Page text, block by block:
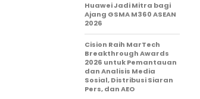
Huawei Jadi Mitra bagi
Ajang GSMA M360 ASEAN
2026
Cision Raih MarTech
Breakthrough Awards
2026 untuk Pemantauan
dan Analisis Media
Sosial, Distribusi Siaran
Pers, dan AEO